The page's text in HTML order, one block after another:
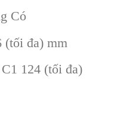
Có
(tối đa) mm
124 (tối đa)